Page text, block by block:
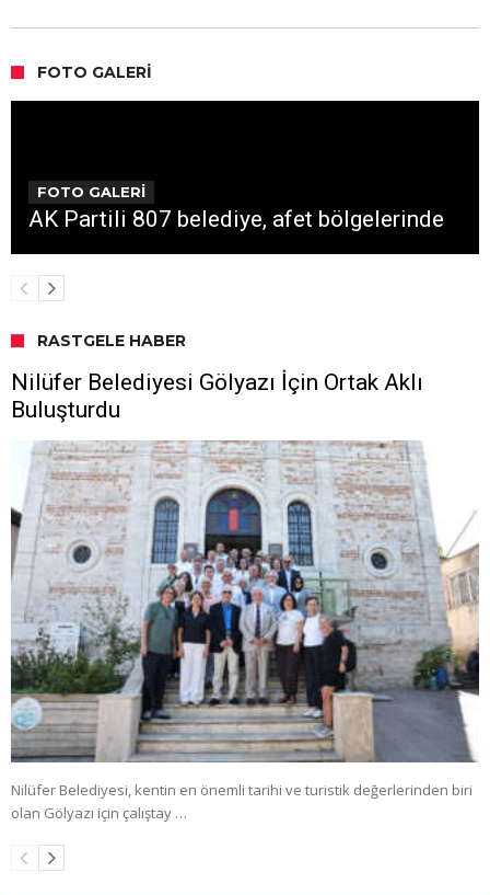
FOTO GALERI
FOTO GALERİ
AK Partili 807 belediye, afet bölgelerinde
RASTGELE HABER
Nilüfer Belediyesi Gölyazı İçin Ortak Aklı
Buluşturdu
Nilüfer Belediyesi, kentin en önemli tarihi ve turistik değerlerinden biri
olan Gölyazı için çalıştay …